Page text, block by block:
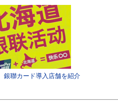
銀聯カード導入店舗を紹介